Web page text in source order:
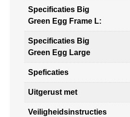
Specificaties Big
Green Egg Frame L:
Specificaties Big
Green Egg Large
Speficaties
Uitgerust met
Veiligheidsinstructies